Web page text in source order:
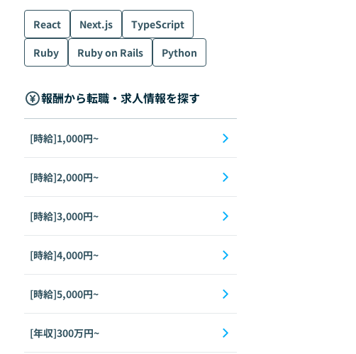
React Next.js
TypeScript
Ruby
Ruby on Rails Python
報酬から転職・求人情報を探す
[時給]1,000円~
[時給]2,000円~
[時給]3,000円~
[時給]4,000円~
[時給]5,000円~
[年収]300万円~